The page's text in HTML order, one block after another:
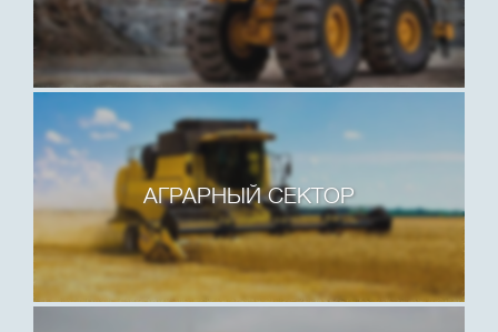
АГРАРНЫЙ СЕКТОР